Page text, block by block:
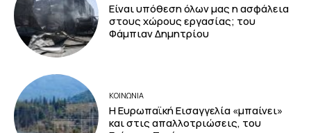
Είναι υπόθεση όλων μας η ασφάλεια
στους χώρους εργασίας; του
Φάμπιαν Δημητρίου
ΚΟΙΝΩΝΙΑ
Η Ευρωπαϊκή Εισαγγελία «μπαίνει»
και στις απαλλοτριώσεις, του